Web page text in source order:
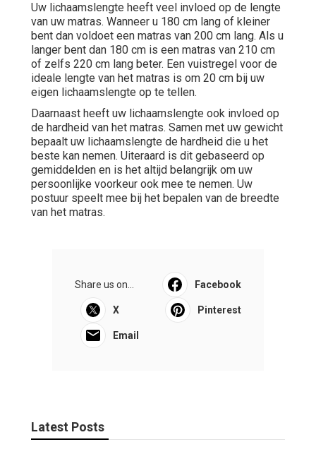
Uw lichaamslengte heeft veel invloed op de lengte
van uw matras. Wanneer u 180 cm lang of kleiner
bent dan voldoet een matras van 200 cm lang. Als u
langer bent dan 180 cm is een matras van 210 cm
of zelfs 220 cm lang beter. Een vuistregel voor de
ideale lengte van het matras is om 20 cm bij uw
eigen lichaamslengte op te tellen.
Daarnaast heeft uw lichaamslengte ook invloed op
de hardheid van het matras. Samen met uw gewicht
bepaalt uw lichaamslengte de hardheid die u het
beste kan nemen. Uiteraard is dit gebaseerd op
gemiddelden en is het altijd belangrijk om uw
persoonlijke voorkeur ook mee te nemen. Uw
postuur speelt mee bij het bepalen van de breedte
van het matras.
Share us on... Facebook
X Pinterest
Email
Latest Posts